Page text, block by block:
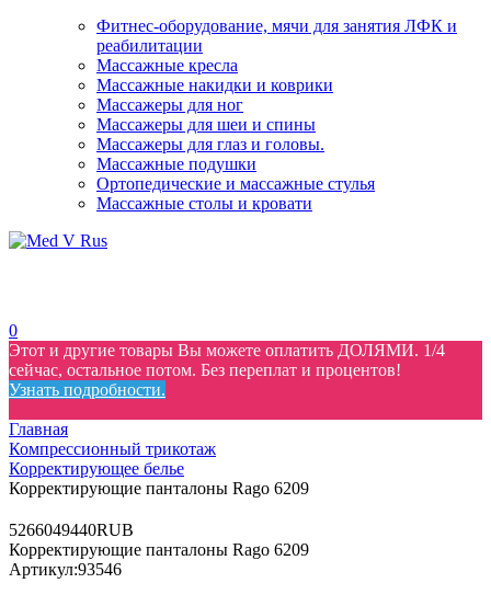
Фитнес-оборудование, мячи для занятия ЛФК и
реабилитации
Массажные кресла
Массажные накидки и коврики
Массажеры для ног
Массажеры для шеи и спины
Массажеры для глаз и головы.
Массажные подушки
Ортопедические и массажные стулья
Массажные столы и кровати
0
Этот и другие товары Вы можете оплатить ДОЛЯМИ. 1/4
сейчас, остальное потом. Без переплат и процентов!
Узнать подробности.
Главная
Компрессионный трикотаж
Корректирующее белье
Корректирующие панталоны Rago 6209
5266049440RUB
Корректирующие панталоны Rago 6209
Артикул:93546